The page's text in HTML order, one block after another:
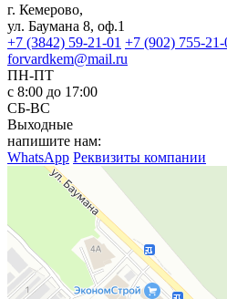
г. Кемерово,
ул. Баумана 8, оф.1
+7 (3842) 59-21-01 +7 (902) 755-21-
forvardkem@mail.ru
ПН-ПТ
с 8:00 до 17:00
СБ-ВС
Выходные
напишите нам:
WhatsApp Реквизиты компании